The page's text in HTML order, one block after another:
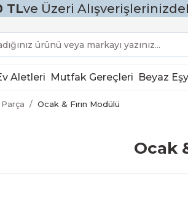
TLve Üzeri Alışverişlerinizde
Aletleri Mutfak Gereçleri Beyaz
Ocak & Fırın Modülü
Ocak